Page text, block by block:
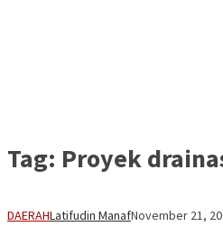
Tag: Proyek
DAERAHLatifudin ManafNovember 21,